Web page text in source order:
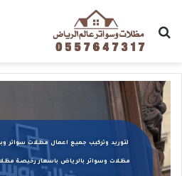
تركيب
الرياض
0557647317
تعتبر عالم الرياض افضل شركة
تركيب سواتر حديد
لتوريد وتركيب جميع اعمال مظلات سواتر
مظلات وسواتر بالرياض باسعار رخيصة